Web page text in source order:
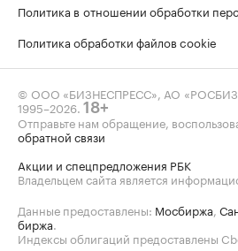
Политика в отношении обработки
Политика обработки файлов cookie
© ООО «БИЗНЕСПРЕСС», АО
1995–2026 18+
Отправьте нам обращение,
обратной связи
Акции и спецпредложения РБК
Владельцем сайта является
Данные предоставлены: Мосбиржа
биржа
Индексы облигаций предоставлены